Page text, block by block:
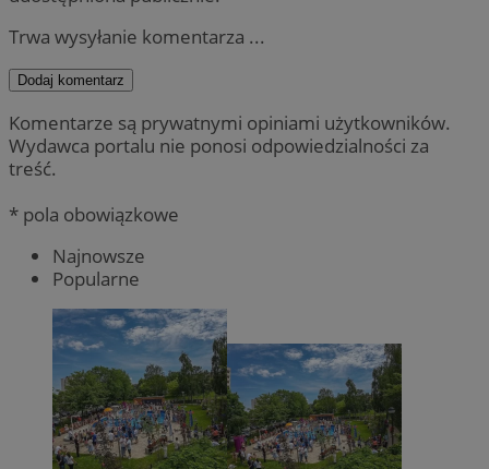
Trwa wysyłanie komentarza ...
Dodaj komentarz
Komentarze są prywatnymi opiniami użytkowników.
Wydawca portalu nie ponosi odpowiedzialności za
treść.
* pola obowiązkowe
Najnowsze
Popularne